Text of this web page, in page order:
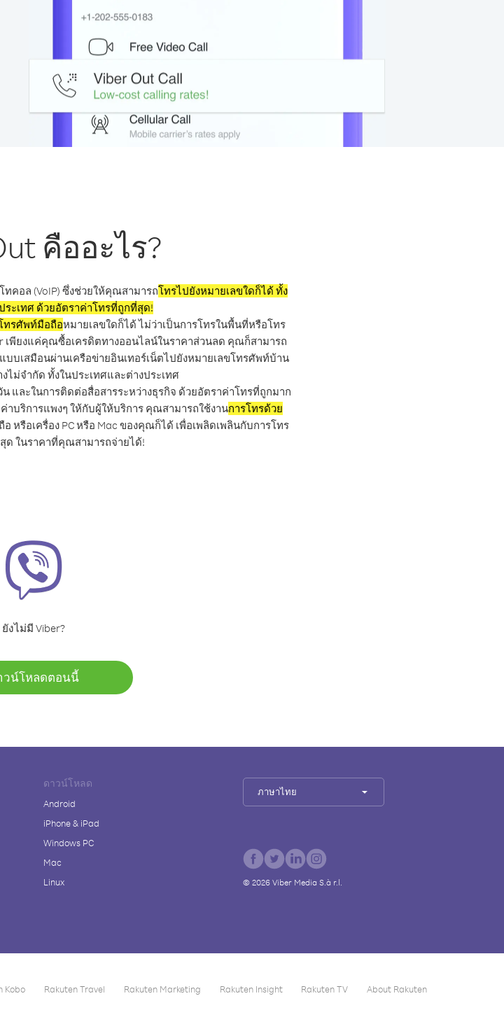
คืออะไร?
คอล (VoIP) ซึ่งช่วยให้คุณสามารถโทรไปยังหมายเลขใดก็ได้ ทั้ง
ระเทศ ด้วยอัตราค่าโทรที่ถูกที่สุด!
ทรศัพท์มือถือหมายเลขใดก็ได้ ไม่ว่าเป็นการโทรในพื้นที่หรือโทร
เพียงแค่คุณซื้อเครดิตทางออนไลน์ในราคาส่วนลด คุณก็สามารถ
บเสมือนผ่านเครือข่ายอินเทอร์เน็ตไปยังหมายเลขโทรศัพท์บ้าน
ไม่จำกัด ทั้งในประเทศและต่างประเทศ
น และในการติดต่อสื่อสารระหว่างธุรกิจ ด้วยอัตราค่าโทรที่ถูกมาก
าบริการแพงๆ ให้กับผู้ให้บริการ คุณสามารถใช้งานการโทรด้วย
หรือเครื่อง PC หรือ Mac ของคุณก็ได้ เพื่อเพลิดเพลินกับการโทร
ด ในราคาที่คุณสามารถจ่ายได้!
ยังไม่มี Viber?
วน์โหลดตอนนี้
ดาวน์โหลด
Android
iPhone & iPad
Windows PC
Mac
Linux
ภาษาไทย
© 2026 Viber Media S.à r.l.
Kobo Rakuten Travel Rakuten Marketing Rakuten Insight Rakuten TV About Rakuten